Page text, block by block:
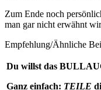
Zum Ende noch
man gar nicht erwähnt
Empfehlung/Ähnliche
Du willst das
Ganz einfach: TEILE